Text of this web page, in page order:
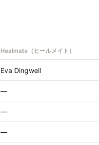
Healmate（ヒールメイト）
Eva Dingwell
—
—
—